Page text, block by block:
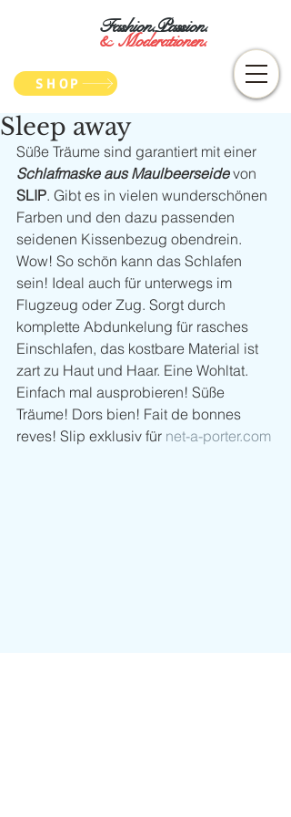
Fashion.Passion.
&Moderationen.
SHOP
Sleep away
Süße Träume sind garantiert mit einer
Schlafmaske aus Maulbeerseide von
SLIP. Gibt es in vielen wunderschönen
Farben und den dazu passenden
seidenen Kissenbezug obendrein.
Wow! So schön kann das Schlafen
sein! Ideal auch für unterwegs im
Flugzeug oder Zug. Sorgt durch
komplette Abdunkelung für rasches
Einschlafen, das kostbare Material ist
zart zu Haut und Haar. Eine Wohltat.
Einfach mal ausprobieren! Süße
Träume! Dors bien! Fait de bonnes
reves! Slip exklusiv für net-a-porter.com